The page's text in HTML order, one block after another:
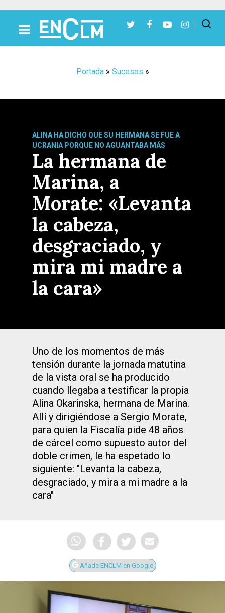
Portada» Sucesos »
ALINA HA DICHO QUE SU HERMANA SE FUE A
UCRANIA PORQUE NO AGUANTABA MÁS
La hermana de
Marina, a
Morate: «Levanta
la cabeza,
desgraciado, y
mira mi madre a
la cara»
Uno de los momentos de más
tensión durante la jornada matutina
de la vista oral se ha producido
cuando llegaba a testificar la propia
Alina Okarinska, hermana de Marina.
Allí y dirigiéndose a Sergio Morate,
para quien la Fiscalía pide 48 años
de cárcel como supuesto autor del
doble crimen, le ha espetado lo
siguiente: "Levanta la cabeza,
desgraciado, y mira a mi madre a la
cara"
Añade ENCLM en Google